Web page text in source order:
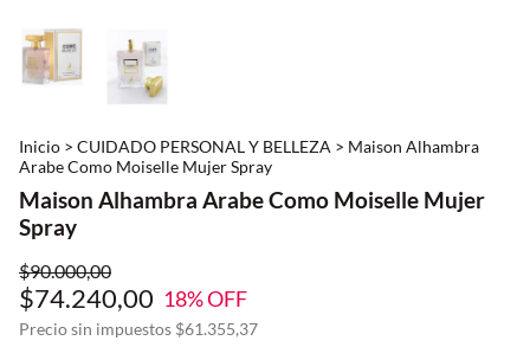
Inicio > CUIDADO PERSONAL Y BELLEZA > Maison Alhambra
Arabe Como Moiselle Mujer Spray
Maison Alhambra Arabe Como Moiselle Mujer
Spray
$90.000,00
$74.240,00 18% OFF
Precio sin impuestos $61.355,37